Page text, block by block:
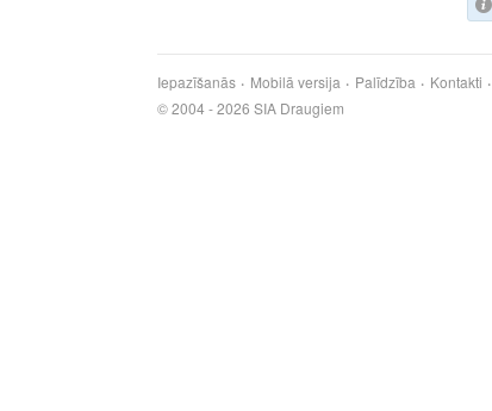
Iepazīšanās Mobilā versija Palīdzība Kontakti
© 2004 - 2026 SIA Draugiem